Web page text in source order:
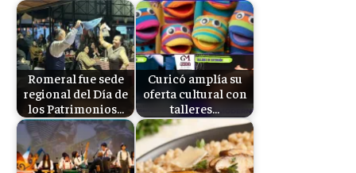
Romeral fue sede
regional del Día de
los Patrimonios…
Curicó amplía su
oferta cultural con
talleres…